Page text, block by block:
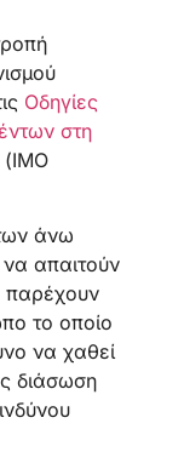
Οδηγίες
στη
(IMO
άνω
απαιτούν
το οποίο
να χαθεί
διάσωση